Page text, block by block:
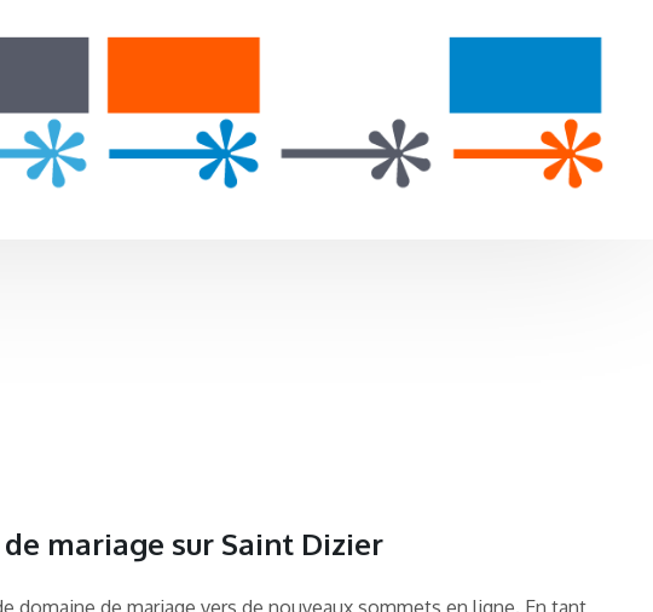
mariage sur Saint Dizier